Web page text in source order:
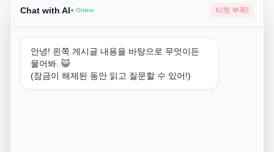
Si유학(MCPHS 한국공식에이전시)님의 오픈프로필
Chat with AI● Online 티켓 부족!
안녕! 왼쪽 게시글 내용을 바탕으로 무엇이든
물어봐. 😺
(잠금이 해제된 동안 읽고 질문할 수 있어!)